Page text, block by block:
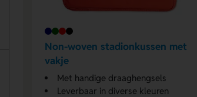
Non-woven stadionkussen met
vakje
Met handige draaghengsels
Leverbaar in diverse kleuren